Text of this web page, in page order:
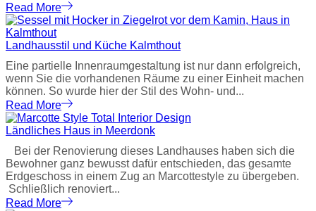
Read More
Landhausstil und Küche Kalmthout
Eine partielle Innenraumgestaltung ist nur dann erfolgreich,
wenn Sie die vorhandenen Räume zu einer Einheit machen
können. So wurde hier der Stil des Wohn- und...
Read More
Ländliches Haus in Meerdonk
Bei der Renovierung dieses Landhauses haben sich die
Bewohner ganz bewusst dafür entschieden, das gesamte
Erdgeschoss in einem Zug an Marcottestyle zu übergeben.
Schließlich renoviert...
Read More